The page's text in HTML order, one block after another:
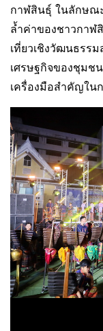
กาฬสินธุ์ ในลักษ
ล้ำค่าของชาวกาฬ
เที่ยวเชิงวัฒนธรร
เศรษฐกิจของชุมช
เครื่องมือสำคัญใน